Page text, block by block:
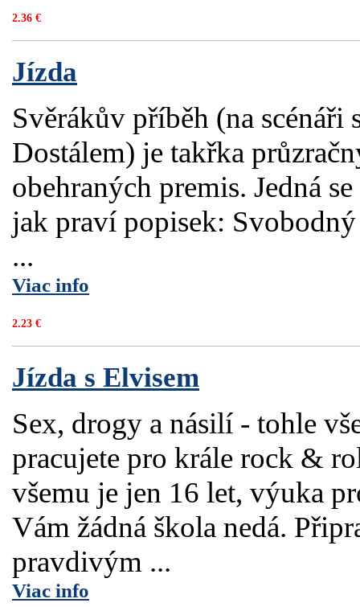
2.36 €
Jízda
Svěrákův příběh (na scénáři
Dostálem) je takřka
obehraných premis. Jedná
jak praví popisek:
...
Viac info
2.23 €
Jízda s Elvisem
Sex, drogy a násilí - tohle
pracujete pro krále rock &
všemu je jen 16 let, výuka
Vám žádná škola nedá.
pravdivým ...
Viac info